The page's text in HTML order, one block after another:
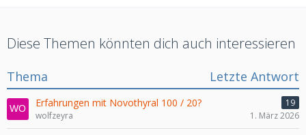
Diese Themen könnten dich auch interessieren
Thema Letzte Antwort
Erfahrungen mit Novothyral 100 / 20?
19
wolfzeyra
1. März 2026